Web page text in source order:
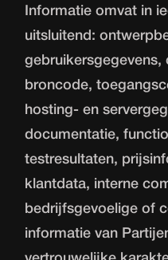
Informatie omvat in
uitsluitend:
gebruikersgegevens,
broncode,
hosting- en
documentatie,
testresultaten,
klantdata, interne
bedrijfsgevoelige of
informatie van